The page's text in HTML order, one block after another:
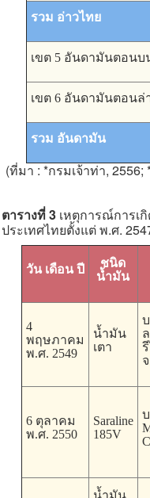
รวม อ่าวไทย
เขต 5 อันดามันตอนบ
เขต 6 อันดามันตอนล่
รวม อันดามัน
(ที่มา : *กรมเจ้าท่า,
ตารางที่ 3เหตุการณ์การเ
ประเทศไทยตั้งแต่ พ.ศ.
วัน เดือน ปี
ชนิด
น้ำมัน
4
พฤษภาคม
พ.ศ. 2549
น้ำมัน
เตา
6 ตุลาคม
พ.ศ. 2550
Saraline
185V
น้ำมัน